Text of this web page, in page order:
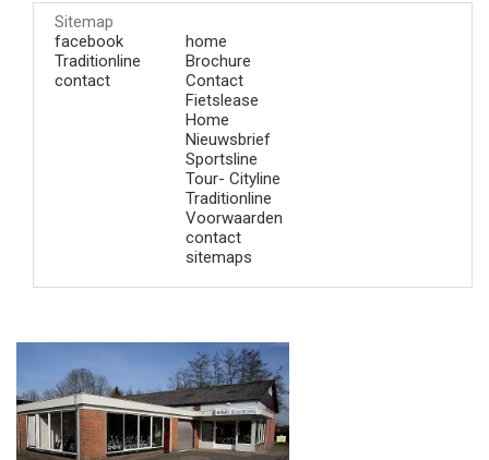
Sitemap
facebook
Traditionline
contact
home
Brochure
Contact
Fietslease
Home
Nieuwsbrief
Sportsline
Tour- Cityline
Traditionline
Voorwaarden
contact
sitemaps